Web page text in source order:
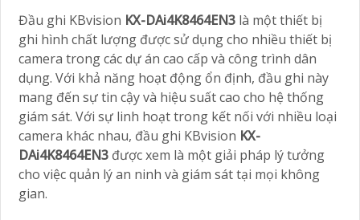
Đầu ghi KBvision KX-DAi4K8464EN3 là một thiết bị
ghi hình chất lượng được sử dụng cho nhiều thiết bị
camera trong các dự án cao cấp và công trình dân
dụng. Với khả năng hoạt động ổn định, đầu ghi này
mang đến sự tin cậy và hiệu suất cao cho hệ thống
giám sát. Với sự linh hoạt trong kết nối với nhiều loại
camera khác nhau, đầu ghi KBvision KX-
DAi4K8464EN3 được xem là một giải pháp lý tưởng
cho việc quản lý an ninh và giám sát tại mọi không
gian.